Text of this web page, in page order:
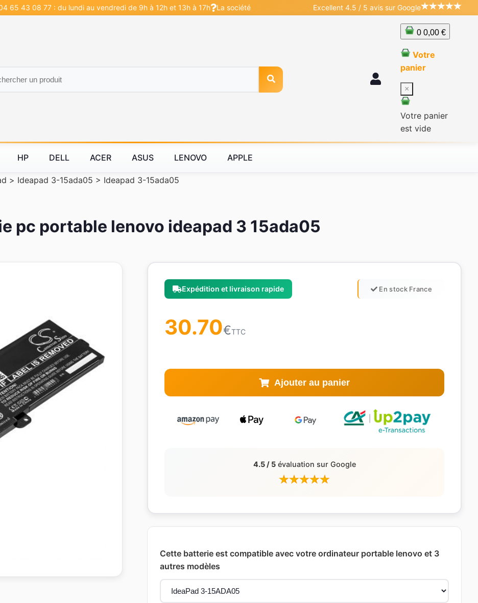
65 43 08 77 : du lundi au vendredi de 9h à 12h et 13h à 17h La société Excellent 4.5 / 5 avis sur Google
0 0,00 €
Votre
panier
×
Votre panier
est vide
HP DELL ACER ASUS LENOVO APPLE
> Ideapad 3-15ada05 > Ideapad 3-15ada05
pc portable lenovo ideapad 3 15ada05
Expédition et livraison rapide En stock France
30.70€TTC
Ajouter au panier
4.5 / 5évaluation sur Google
Cette batterie est compatible avec votre ordinateur portable lenovo et 3
autres modèles